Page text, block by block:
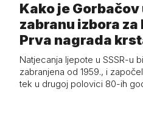
Kako je
zabranu izbora za
Prva nagrada krstarenje
Jadran…
Natjecanja ljepote u SSSR-u
zabranjena od 1959., i
tek u drugoj polovici 80-ih